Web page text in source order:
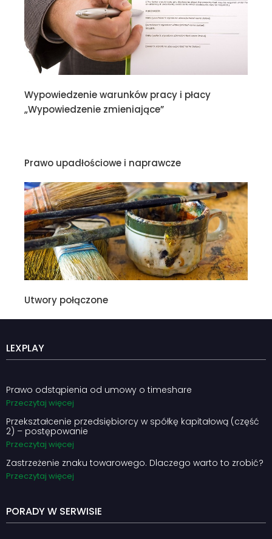
Wypowiedzenie warunków pracy i płacy
„Wypowiedzenie zmieniające”
Prawo upadłościowe i naprawcze
Utwory połączone
LEXPLAY
Prawo odstąpienia od umowy o timeshare
Przeczytaj więcej
Przekształcenie przedsiębiorcy w spółkę kapitałową (część
2) – postępowanie
Przeczytaj więcej
Zastrzeżenie znaku towarowego. Dlaczego warto to zrobić?
Przeczytaj więcej
PORADY W SERWISIE